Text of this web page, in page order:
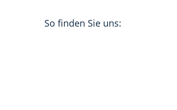
So finden Sie uns: